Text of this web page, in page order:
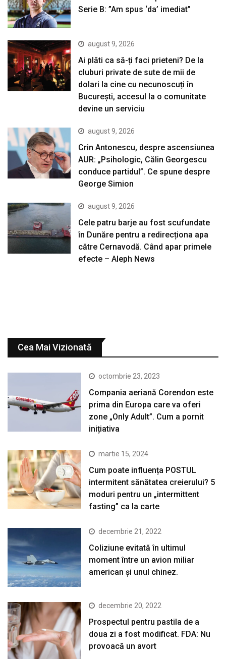
Serie B: ”Am spus ‘da’ imediat”
august 9, 2026
Ai plăti ca să-ți faci prieteni? De la
cluburi private de sute de mii de
dolari la cine cu necunoscuți în
București, accesul la o comunitate
devine un serviciu
august 9, 2026
Crin Antonescu, despre ascensiunea
AUR: „Psihologic, Călin Georgescu
conduce partidul”. Ce spune despre
George Simion
august 9, 2026
Cele patru barje au fost scufundate
în Dunăre pentru a redirecționa apa
către Cernavodă. Când apar primele
efecte – Aleph News
Cea Mai Vizionată
octombrie 23, 2023
Compania aeriană Corendon este
prima din Europa care va oferi
zone „Only Adult”. Cum a pornit
inițiativa
martie 15, 2024
Cum poate influența POSTUL
intermitent sănătatea creierului? 5
moduri pentru un „intermittent
fasting” ca la carte
decembrie 21, 2022
Coliziune evitată în ultimul
moment între un avion miliar
american şi unul chinez.
decembrie 20, 2022
Prospectul pentru pastila de a
doua zi a fost modificat. FDA: Nu
provoacă un avort